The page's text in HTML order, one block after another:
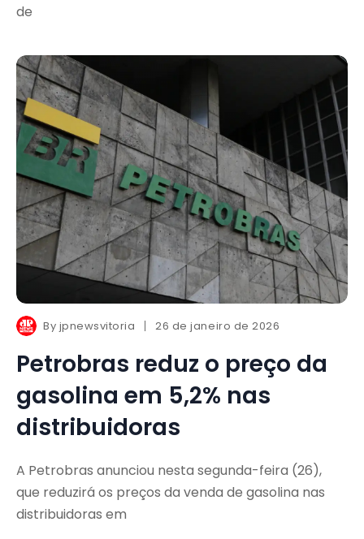
de
By jpnewsvitoria 26 de janeiro de 2026
Petrobras reduz o preço da
gasolina em 5,2% nas
distribuidoras
A Petrobras anunciou nesta segunda-feira (26),
que reduzirá os preços da venda de gasolina nas
distribuidoras em